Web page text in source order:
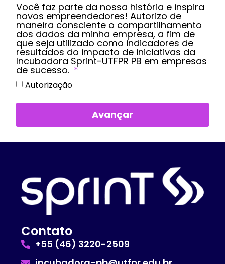
Você faz parte da nossa história e inspira
novos empreendedores! Autorizo de
maneira consciente o compartilhamento
dos dados da minha empresa, a fim de
que seja utilizado como indicadores de
resultados do impacto de iniciativas da
Incubadora Sprint-UTFPR PB em empresas
de sucesso.
Autorização
Avançar
Contato
+55 (46) 3220-2509